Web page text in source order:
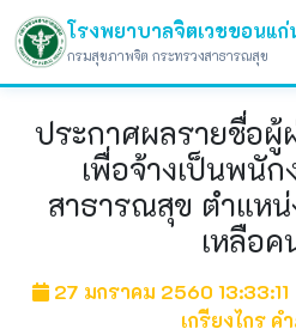
โรงพยาบาลจิตเวชขอนแ
กรมสุขภาพจิต กระทรวงสาธารณสุข
ประกาศผลรายชื่อผู้
เพื่อจ้างเป็นพนั
สาธารณสุข ตำแห
เหลือค
27 มกราคม 2560 13:33:11
เกรียงไกร ค